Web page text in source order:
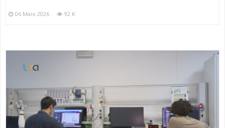
06 Maio 2026 92 K